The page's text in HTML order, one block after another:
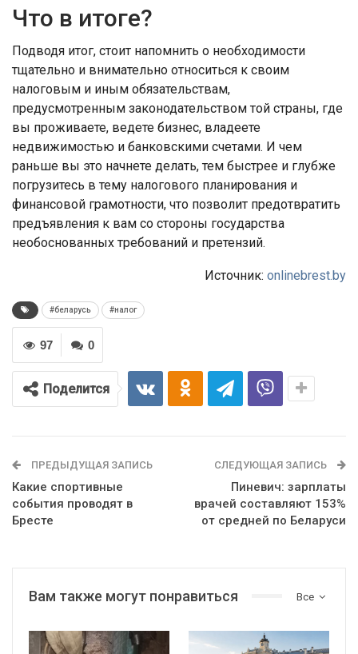
Что в итоге?
Подводя итог, стоит напомнить о необходимости
тщательно и внимательно относиться к своим
налоговым и иным обязательствам,
предусмотренным законодательством той страны, где
вы проживаете, ведете бизнес, владеете
недвижимостью и банковскими счетами. И чем
раньше вы это начнете делать, тем быстрее и глубже
погрузитесь в тему налогового планирования и
финансовой грамотности, что позволит предотвратить
предъявления к вам со стороны государства
необоснованных требований и претензий.
Источник: onlinebrest.by
#беларусь #налог
0
97
Поделится
ПРЕДЫДУЩАЯ ЗАПИСЬ
Какие спортивные
события проводят в
Бресте
СЛЕДУЮЩАЯ ЗАПИСЬ
Пиневич: зарплаты
врачей составляют 153%
от средней по Беларуси
Все
Вам также могут понравиться